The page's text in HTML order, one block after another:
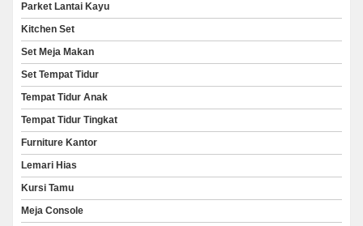
Parket Lantai Kayu
Kitchen Set
Set Meja Makan
Set Tempat Tidur
Tempat Tidur Anak
Tempat Tidur Tingkat
Furniture Kantor
Lemari Hias
Kursi Tamu
Meja Console